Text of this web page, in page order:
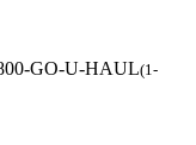
GO-U-HAUL(1-